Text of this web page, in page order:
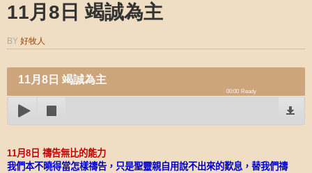
11月8日 竭誠為主
BY 好牧人
11月8日 竭誠為主
00:00 Ready
11月 8 日 禱告無比的能力
我們本不曉得當怎樣禱告，只是聖靈親自用說不出來的歎息，替我們禱